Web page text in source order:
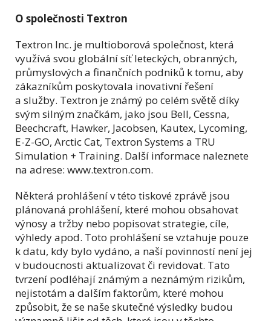
O společnosti Textron
Textron Inc. je multioborová společnost, která
využívá svou globální síť leteckých, obranných,
průmyslových a finančních podniků k tomu, aby
zákazníkům poskytovala inovativní řešení
a služby. Textron je známý po celém světě díky
svým silným značkám, jako jsou Bell, Cessna,
Beechcraft, Hawker, Jacobsen, Kautex, Lycoming,
E-Z-GO, Arctic Cat, Textron Systems a TRU
Simulation + Training. Další informace naleznete
na adrese: www.textron.com.
Některá prohlášení v této tiskové zprávě jsou
plánovaná prohlášení, které mohou obsahovat
výnosy a tržby nebo popisovat strategie, cíle,
výhledy apod. Toto prohlášení se vztahuje pouze
k datu, kdy bylo vydáno, a naší povinností není jej
v budoucnosti aktualizovat či revidovat. Tato
tvrzení podléhají známým a neznámým rizikům,
nejistotám a dalším faktorům, které mohou
způsobit, že se naše skutečné výsledky budou